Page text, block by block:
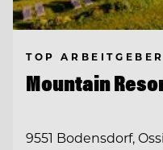
TOP ARBEITGEBER
Mountain
9551 Bodensdorf,